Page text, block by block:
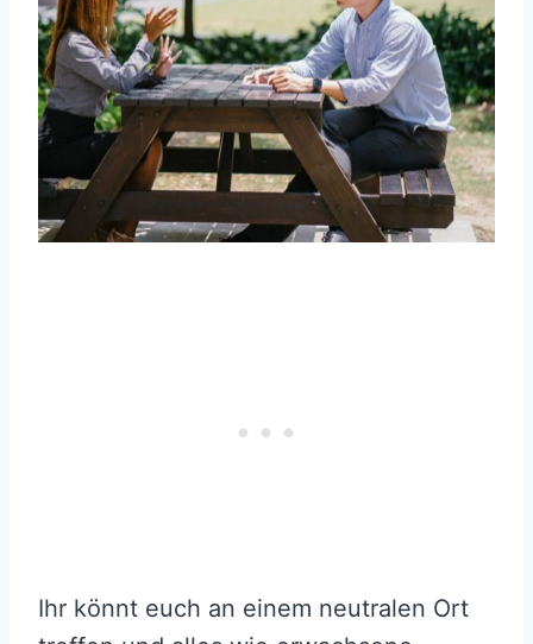
Ihr könnt euch an einem neutralen Ort